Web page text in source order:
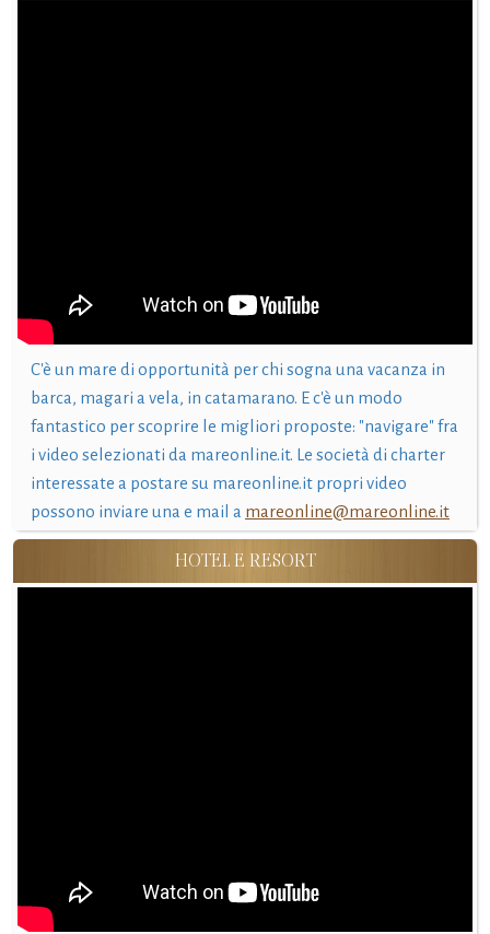
C'è un mare di opportunità per chi sogna una vacanza in
barca, magari a vela, in catamarano. E c'è un modo
fantastico per scoprire le migliori proposte: "navigare" fra
i video selezionati da mareonline.it. Le società di charter
interessate a postare su mareonline.it propri video
possono inviare una e mail a mareonline@mareonline.it
HOTEL E RESORT